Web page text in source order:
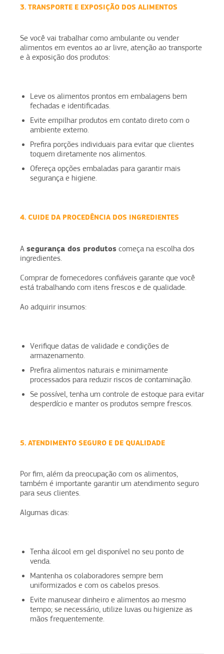
3. TRANSPORTE E EXPOSIÇÃO DOS ALIMENTOS
Se você vai trabalhar como ambulante ou vender
alimentos em eventos ao ar livre, atenção ao transporte
e à exposição dos produtos:
Leve os alimentos prontos em embalagens bem
fechadas e identificadas.
Evite empilhar produtos em contato direto com o
ambiente externo.
Prefira porções individuais para evitar que clientes
toquem diretamente nos alimentos.
Ofereça opções embaladas para garantir mais
segurança e higiene.
4. CUIDE DA PROCEDÊNCIA DOS INGREDIENTES
A segurança dos produtos começa na escolha dos
ingredientes.
Comprar de fornecedores confiáveis garante que você
está trabalhando com itens frescos e de qualidade.
Ao adquirir insumos:
Verifique datas de validade e condições de
armazenamento.
Prefira alimentos naturais e minimamente
processados para reduzir riscos de contaminação.
Se possível, tenha um controle de estoque para evitar
desperdício e manter os produtos sempre frescos.
5. ATENDIMENTO SEGURO E DE QUALIDADE
Por fim, além da preocupação com os alimentos,
também é importante garantir um atendimento seguro
para seus clientes.
Algumas dicas:
Tenha álcool em gel disponível no seu ponto de
venda.
Mantenha os colaboradores sempre bem
uniformizados e com os cabelos presos.
Evite manusear dinheiro e alimentos ao mesmo
tempo; se necessário, utilize luvas ou higienize as
mãos frequentemente.